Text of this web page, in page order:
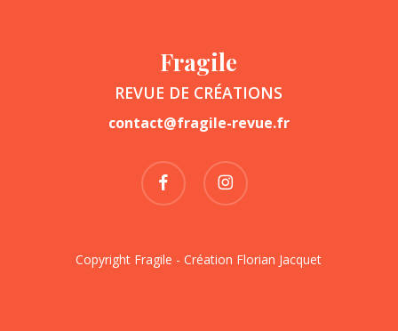
Fragile
REVUE DE CRÉATIONS
contact@fragile-revue.fr
facebook instagram
Copyright Fragile - Création Florian Jacquet